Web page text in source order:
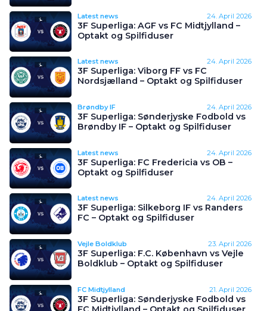
Latest news 24. April 2026
3F Superliga: AGF vs FC Midtjylland –
Optakt og Spilfiduser
Latest news 24. April 2026
3F Superliga: Viborg FF vs FC
Nordsjælland – Optakt og Spilfiduser
Brøndby IF 24. April 2026
3F Superliga: Sønderjyske Fodbold vs
Brøndby IF – Optakt og Spilfiduser
Latest news 24. April 2026
3F Superliga: FC Fredericia vs OB –
Optakt og Spilfiduser
Latest news 24. April 2026
3F Superliga: Silkeborg IF vs Randers
FC – Optakt og Spilfiduser
Vejle Boldklub 23. April 2026
3F Superliga: F.C. København vs Vejle
Boldklub – Optakt og Spilfiduser
FC Midtjylland 21. April 2026
3F Superliga: Sønderjyske Fodbold vs